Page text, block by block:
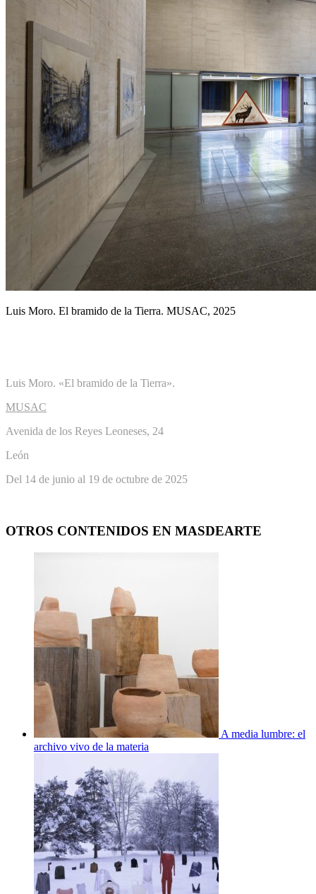
Luis Moro. El bramido de la Tierra. MUSAC, 2025
Luis Moro. «El bramido de la Tierra».
MUSAC
Avenida de los Reyes Leoneses, 24
León
Del 14 de junio al 19 de octubre de 2025
OTROS CONTENIDOS EN MASDEARTE
A media lumbre: el
archivo vivo de la materia